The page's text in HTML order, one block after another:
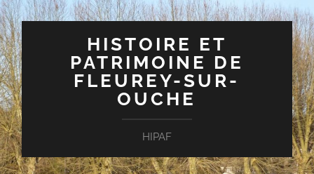
HISTOIRE ET
PATRIMOINE DE
FLEUREY-SUR-
OUCHE
HIPAF